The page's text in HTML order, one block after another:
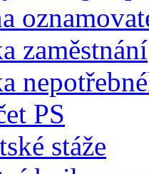
zaměstnání
PS
stáže